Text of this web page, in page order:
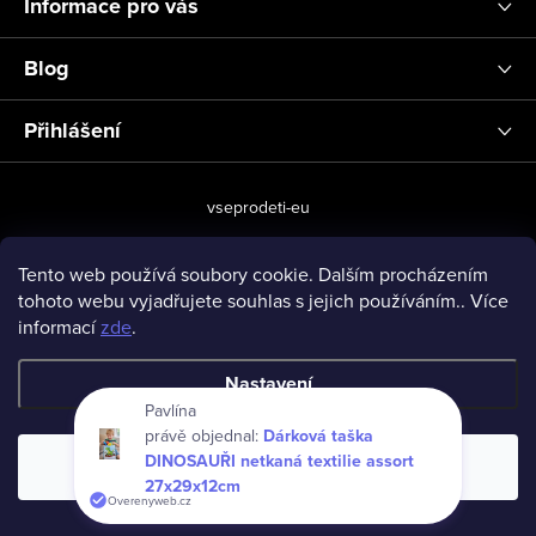
Tento web používá soubory cookie. Dalším procházením
tohoto webu vyjadřujete souhlas s jejich používáním.. Více
informacízde.
Nastavení
Souhlasím
Blog
Přihlášení
vseprodeti-eu
Copyright 2026www.vseprodeti.eu. Všechna práva vyhrazena.
Pavlína
právě objednal: Dárková taška
DINOSAUŘI netkaná textilie assort
27x29x12cm
Overenyweb.cz